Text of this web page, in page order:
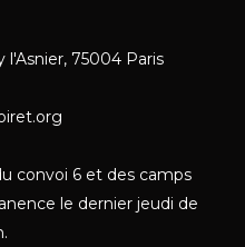
l'Asnier, 75004 Paris
convoi 6 et des camps
le dernier jeudi de